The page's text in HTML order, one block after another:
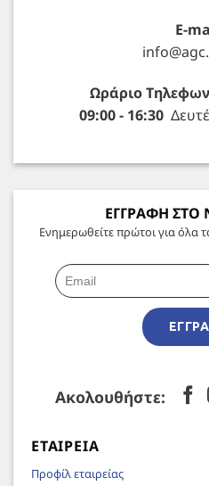
E-
Ωράριο
09:00 - 16:30
ΕΓΓΡΑΦΗ ΣΤΟ
Ενημερωθείτε πρώτοι για όλα
Ακολουθήστε:
ΕΤΑΙΡΕΊΑ
Προφίλ εταιρείας